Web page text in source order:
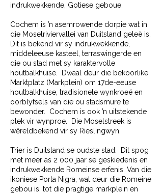
indrukwekkende, Gotiese geboue.
Cochem is ’n asemrowende dorpie wat in
die Moselriviervallei van Duitsland geleë is.
Dit is bekend vir sy indrukwekkende,
middeleeuse kasteel, terraswingerde en
die ou stad met sy karaktervolle
houtbalkhuise. Dwaal deur die bekoorlike
Marktplatz (Markplein) om 17de-eeuse
houtbalkhuise, tradisionele wynkroeë en
oorblyfsels van die ou stadsmure te
bewonder. Cochem is ook ’n uitstekende
plek vir wynproe. Die Moselstreek is
wêreldbekend vir sy Rieslingwyn.
Trier is Duitsland se oudste stad. Dit spog
met meer as 2 000 jaar se geskiedenis en
indrukwekkende Romeinse erfenis. Van die
ikoniese Porta Nigra, wat deur die Romeine
gebou is, tot die pragtige markplein en